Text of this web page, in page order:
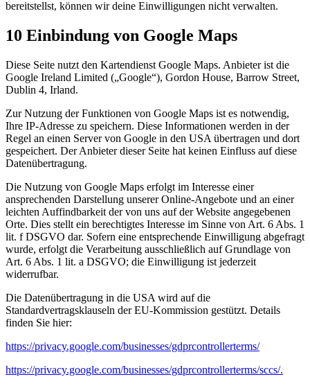
bereitstellst, können wir deine Einwilligungen nicht verwalten.
10 Einbindung von Google Maps
Diese Seite nutzt den Kartendienst Google Maps. Anbieter ist die
Google Ireland Limited („Google“), Gordon House, Barrow Street,
Dublin 4, Irland.
Zur Nutzung der Funktionen von Google Maps ist es notwendig,
Ihre IP-Adresse zu speichern. Diese Informationen werden in der
Regel an einen Server von Google in den USA übertragen und dort
gespeichert. Der Anbieter dieser Seite hat keinen Einfluss auf diese
Datenübertragung.
Die Nutzung von Google Maps erfolgt im Interesse einer
ansprechenden Darstellung unserer Online-Angebote und an einer
leichten Auffindbarkeit der von uns auf der Website angegebenen
Orte. Dies stellt ein berechtigtes Interesse im Sinne von Art. 6 Abs. 1
lit. f DSGVO dar. Sofern eine entsprechende Einwilligung abgefragt
wurde, erfolgt die Verarbeitung ausschließlich auf Grundlage von
Art. 6 Abs. 1 lit. a DSGVO; die Einwilligung ist jederzeit
widerrufbar.
Die Datenübertragung in die USA wird auf die
Standardvertragsklauseln der EU-Kommission gestützt. Details
finden Sie hier:
https://privacy.google.com/businesses/gdprcontrollerterms/
https://privacy.google.com/businesses/gdprcontrollerterms/sccs/.